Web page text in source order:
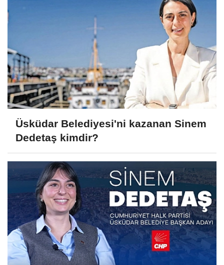
Üsküdar Belediyesi'ni kazanan Sinem
Dedetaş kimdir?